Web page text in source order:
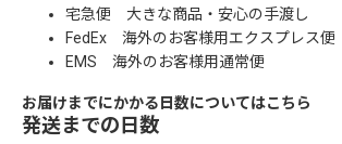
宅急便 大きな商品・安心の手渡し
FedEx 海外のお客様用エクスプレス便
EMS 海外のお客様用通常便
お届けまでにかかる日数についてはこちら
発送までの日数